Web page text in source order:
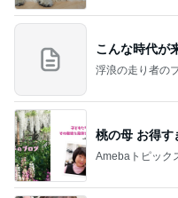
こんな時代が
浮浪の走り者の
桃の母 お得す
Amebaトピック